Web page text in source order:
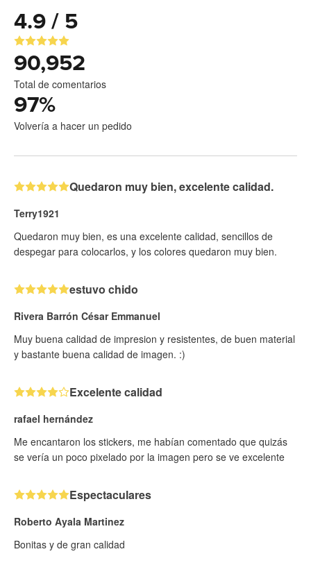
4.9 / 5
90,952
Total de comentarios
97%
Volvería a hacer un pedido
Quedaron muy bien, excelente calidad.
Terry1921
Quedaron muy bien, es una excelente calidad, sencillos de
despegar para colocarlos, y los colores quedaron muy bien.
estuvo chido
Rivera Barrón César Emmanuel
Muy buena calidad de impresion y resistentes, de buen material
y bastante buena calidad de imagen. :)
Excelente calidad
rafael hernández
Me encantaron los stickers, me habían comentado que quizás
se vería un poco pixelado por la imagen pero se ve excelente
Espectaculares
Roberto Ayala Martinez
Bonitas y de gran calidad